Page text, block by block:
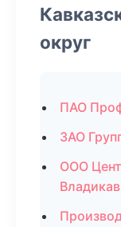
округ
ПАО
ЗАО
ООО